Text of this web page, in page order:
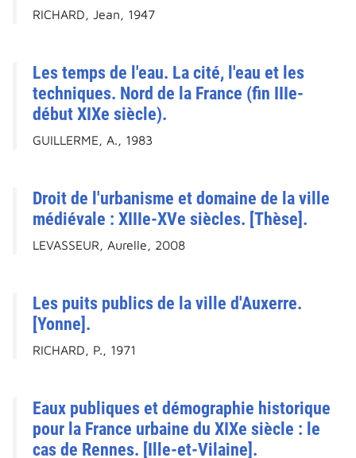
RICHARD, Jean, 1947
Les temps de l'eau. La cité, l'eau et les
techniques. Nord de la France (fin IIIe-
début XIXe siècle).
GUILLERME, A., 1983
Droit de l'urbanisme et domaine de la ville
médiévale : XIIIe-XVe siècles. [Thèse].
LEVASSEUR, Aurelle, 2008
Les puits publics de la ville d'Auxerre.
[Yonne].
RICHARD, P., 1971
Eaux publiques et démographie historique
pour la France urbaine du XIXe siècle : le
cas de Rennes. [Ille-et-Vilaine].